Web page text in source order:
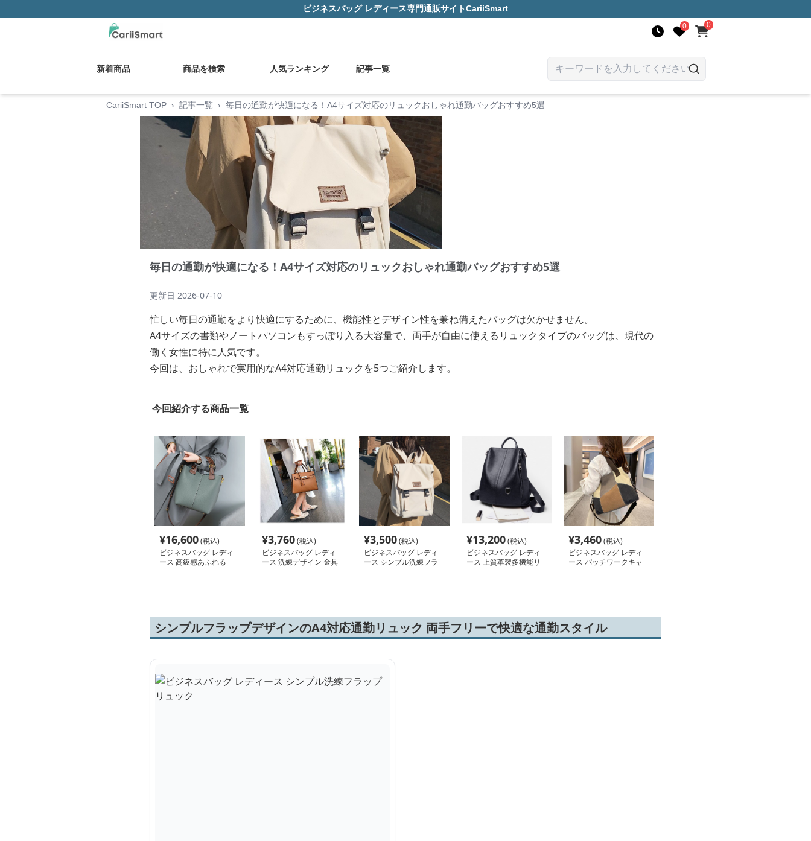
ビジネスバッグ レディース専門通販サイトCariiSmart
0 0
新着商品 商品を検索 人気ランキング 記事一覧
CariiSmart TOP › 記事一覧 › 毎日の通勤が快適になる！A4サイズ対応のリュックおしゃれ通勤バッグおすすめ5選
毎日の通勤が快適になる！A4サイズ対応のリュックおしゃれ通勤バッグおすすめ5選
更新日 2026-07-10
忙しい毎日の通勤をより快適にするために、機能性とデザイン性を兼ね備えたバッグは欠かせません。
A4サイズの書類やノートパソコンもすっぽり入る大容量で、両手が自由に使えるリュックタイプのバッグは、現代の
働く女性に特に人気です。
今回は、おしゃれで実用的なA4対応通勤リュックを5つご紹介します。
今回紹介する商品一覧
¥16,600(税込)
ビジネスバッグ レディ
ース 高級感あふれる
¥3,760(税込)
ビジネスバッグ レディ
ース 洗練デザイン 金具
¥3,500(税込)
ビジネスバッグ レディ
ース シンプル洗練フラ
¥13,200(税込)
ビジネスバッグ レディ
ース 上質革製多機能リ
¥3,460(税込)
ビジネスバッグ レディ
ース パッチワークキャ
シンプルフラップデザインのA4対応通勤リュック 両手フリーで快適な通勤スタイル